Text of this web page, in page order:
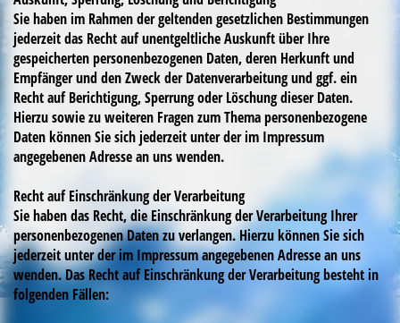
Sie haben im Rahmen der geltenden gesetzlichen Bestimmungen
jederzeit das Recht auf unentgeltliche Auskunft über Ihre
gespeicherten personenbezogenen Daten, deren Herkunft und
Empfänger und den Zweck der Datenverarbeitung und ggf. ein
Recht auf Berichtigung, Sperrung oder Löschung dieser Daten.
Hierzu sowie zu weiteren Fragen zum Thema personenbezogene
Daten können Sie sich jederzeit unter der im Impressum
angegebenen Adresse an uns wenden.
Recht auf Einschränkung der Verarbeitung
Sie haben das Recht, die Einschränkung der Verarbeitung Ihrer
personenbezogenen Daten zu verlangen. Hierzu können Sie sich
jederzeit unter der im Impressum angegebenen Adresse an uns
wenden. Das Recht auf Einschränkung der Verarbeitung besteht in
folgenden Fällen: